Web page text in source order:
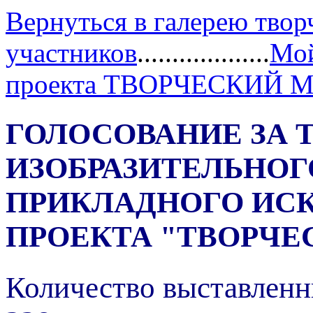
Вернуться в галерею
участников...................
проекта ТВОРЧЕСКИЙ
ГОЛОСОВАНИЕ ЗА
ПРИКЛАДНОГО
ПРОЕКТА
Количество